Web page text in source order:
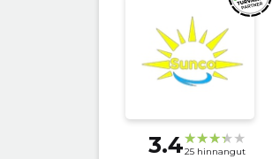
3.425 hinnangut